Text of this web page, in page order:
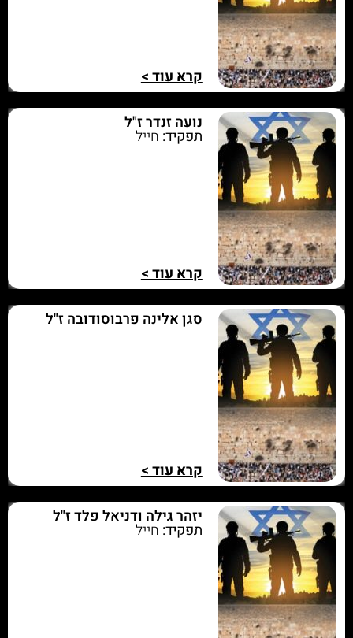
קרא עוד >
נועה זנדר ז"ל
תפקיד: חייל
קרא עוד >
סגן אלינה פרבוסודובה ז"ל
קרא עוד >
יזהר גילה ודניאל פלד ז"ל
תפקיד: חייל